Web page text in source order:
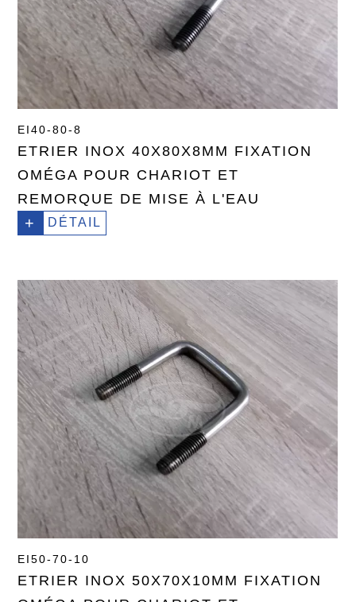
EI40-80-8
ETRIER INOX 40X80X8MM FIXATION
OMÉGA POUR CHARIOT ET
REMORQUE DE MISE À L'EAU
+ DÉTAIL
EI50-70-10
ETRIER INOX 50X70X10MM FIXATION